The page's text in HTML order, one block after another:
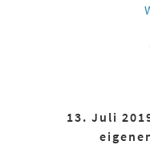
13. Juli